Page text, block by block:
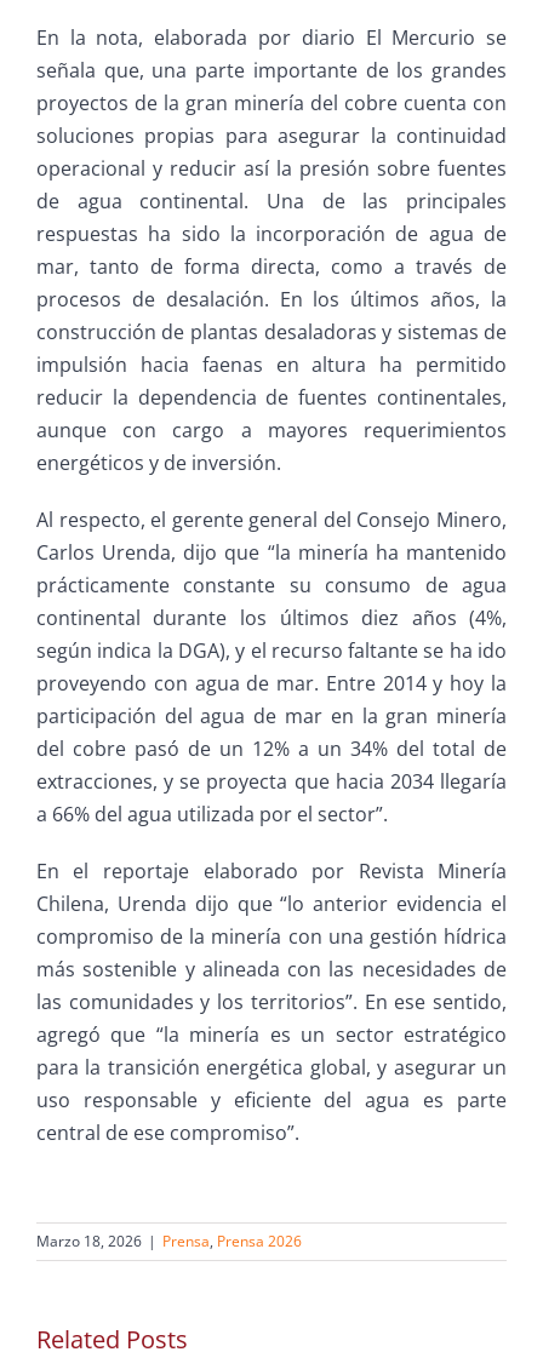
En la nota, elaborada por diario El Mercurio se
señala que, una parte importante de los grandes
proyectos de la gran minería del cobre cuenta con
soluciones propias para asegurar la continuidad
operacional y reducir así la presión sobre fuentes
de agua continental. Una de las principales
respuestas ha sido la incorporación de agua de
mar, tanto de forma directa, como a través de
procesos de desalación. En los últimos años, la
construcción de plantas desaladoras y sistemas de
impulsión hacia faenas en altura ha permitido
reducir la dependencia de fuentes continentales,
aunque con cargo a mayores requerimientos
energéticos y de inversión.
Al respecto, el gerente general del Consejo Minero,
Carlos Urenda, dijo que “la minería ha mantenido
prácticamente constante su consumo de agua
continental durante los últimos diez años (4%,
según indica la DGA), y el recurso faltante se ha ido
proveyendo con agua de mar. Entre 2014 y hoy la
participación del agua de mar en la gran minería
del cobre pasó de un 12% a un 34% del total de
extracciones, y se proyecta que hacia 2034 llegaría
a 66% del agua utilizada por el sector”.
En el reportaje elaborado por Revista Minería
Chilena, Urenda dijo que “lo anterior evidencia el
compromiso de la minería con una gestión hídrica
más sostenible y alineada con las necesidades de
las comunidades y los territorios”. En ese sentido,
agregó que “la minería es un sector estratégico
para la transición energética global, y asegurar un
uso responsable y eficiente del agua es parte
central de ese compromiso”.
Marzo 18, 2026 | Prensa, Prensa 2026
Related Posts